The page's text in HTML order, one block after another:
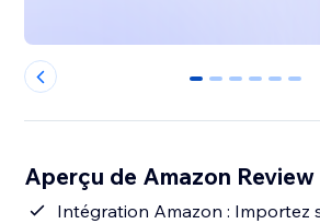
0 1 2 3 4 5
Aperçu de Amazon Review
Intégration Amazon : Importez